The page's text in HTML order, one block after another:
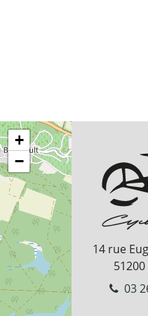
14 rue
51200
03
+
−